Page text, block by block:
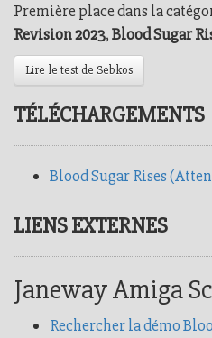
Première place dans la
Revision 2023,Blood Sugar
Lire le test de Sebkos
TÉLÉCHARGEMENTS
Blood Sugar Rises
LIENS EXTERNES
Janeway Amiga
Rechercher la démo